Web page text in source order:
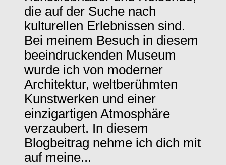
die auf der Suche nach
kulturellen Erlebnissen sind.
Bei meinem Besuch in diesem
beeindruckenden Museum
wurde ich von moderner
Architektur, weltberühmten
Kunstwerken und einer
einzigartigen Atmosphäre
verzaubert. In diesem
Blogbeitrag nehme ich dich mit
auf meine...